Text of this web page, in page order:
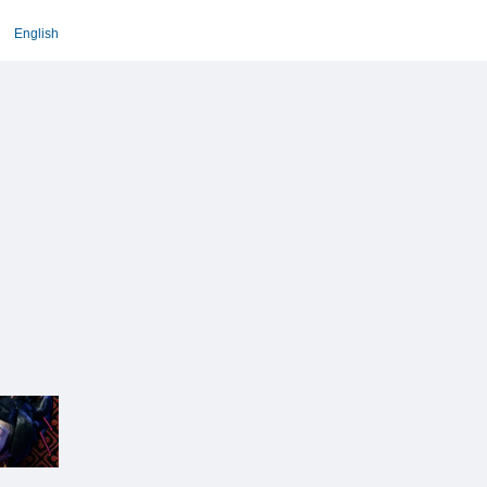
English